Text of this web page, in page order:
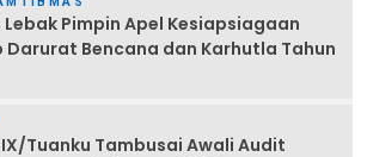
Pimpin Apel Kesiapsiagaan
Darurat Bencana dan Karhutla Tahun
Tuanku Tambusai Awali Audit